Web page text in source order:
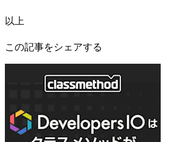
以上
この記事をシェアする